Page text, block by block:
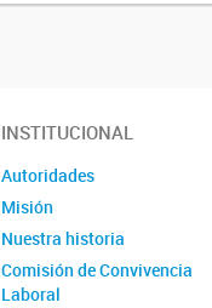
INSTITUCIONAL
Autoridades
Misión
Nuestra historia
Comisión de Convivencia
Laboral